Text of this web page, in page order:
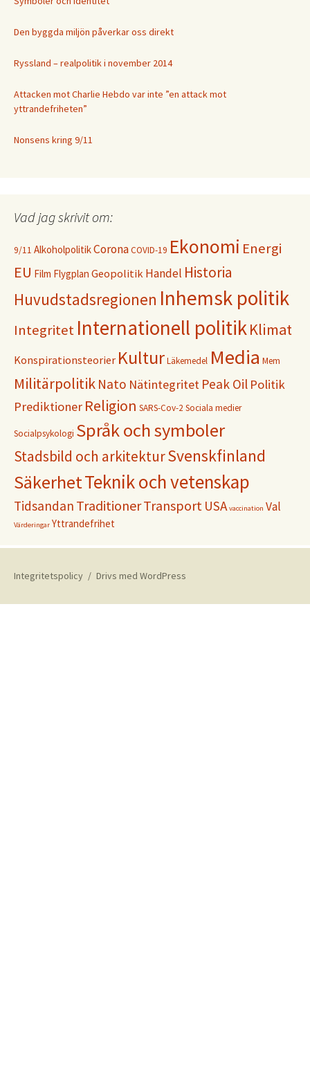
Den byggda miljön påverkar oss direkt
Ryssland – realpolitik i november 2014
Attacken mot Charlie Hebdo var inte ”en attack mot
yttrandefriheten”
Nonsens kring 9/11
Vad jag skrivit om:
9/11 AlkoholpolitikCoronaCOVID-19 Ekonomi Energi
EU Film Flygplan Geopolitik Handel Historia
Huvudstadsregionen Inhemsk politik
Integritet Internationell politikKlimat
Konspirationsteorier KulturLäkemedel Media Mem
Militärpolitik Nato Nätintegritet Peak Oil Politik
Prediktioner Religion SARS-Cov-2 Sociala medier
Socialpsykologi Språk och symboler
Stadsbild och arkitekturSvenskfinland
SäkerhetTeknik och vetenskap
Tidsandan TraditionerTransport USA vaccination Val
Värderingar Yttrandefrihet
Integritetspolicy Drivs med WordPress